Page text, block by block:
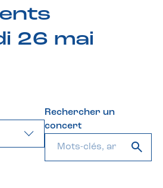
26 mai
Rechercher un
concert